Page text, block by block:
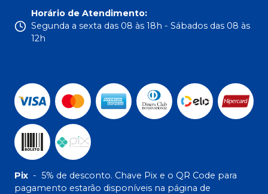
Horário de Atendimento:
Segunda a sexta das 08 às 18h - Sábados das 08 às
12h
Pix - 5% de desconto. Chave Pix e o QR Code para
pagamento estarão disponíveis na página de